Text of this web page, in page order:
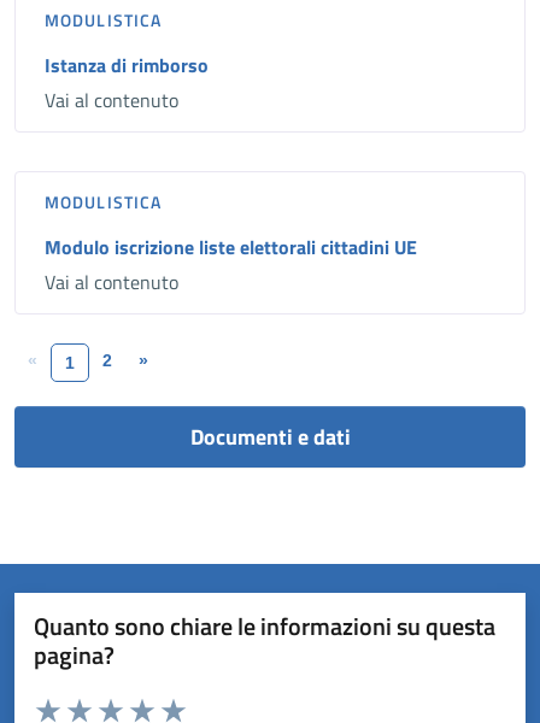
MODULISTICA
Istanza di rimborso
Vai al contenuto
MODULISTICA
Modulo iscrizione liste elettorali cittadini UE
Vai al contenuto
« 1 2 »
Documenti e dati
Quanto sono chiare le informazioni su questa
pagina?
Valuta da 1 a 5 stelle la pagina